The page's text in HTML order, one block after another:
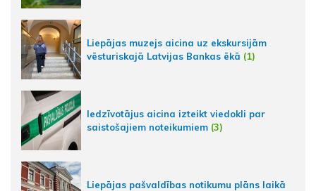
Liepājas muzejs aicina uz ekskursijām
vēsturiskajā Latvijas Bankas ēkā (1)
Iedzīvotājus aicina izteikt viedokli par
saistošajiem noteikumiem (3)
Liepājas pašvaldības notikumu plāns laikā